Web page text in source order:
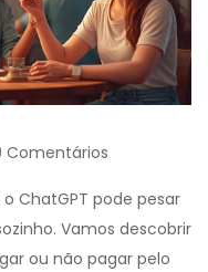
Comentários
ChatGPT pode pesar
Vamos descobrir
ou não pagar pelo